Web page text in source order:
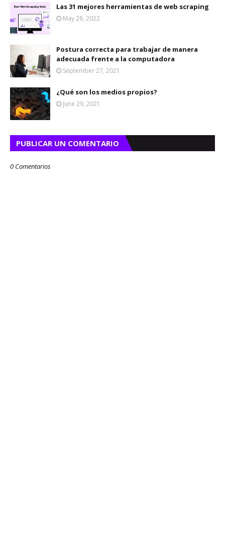
Las 31 mejores herramientas de web scraping
May 28, 2022
Postura correcta para trabajar de manera
adecuada frente a la computadora
September 27, 2021
¿Qué son los medios propios?
June 29, 2021
PUBLICAR UN COMENTARIO
0 Comentarios